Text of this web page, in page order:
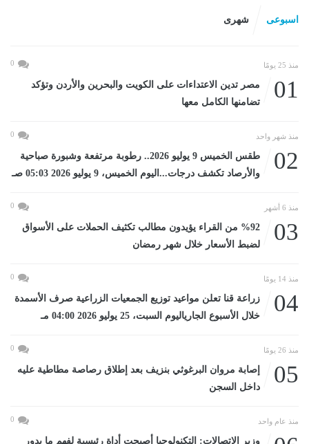
اسبوعى شهرى
منذ 25 يومًا 0
01
مصر تدين الاعتداءات على الكويت والبحرين والأردن وتؤكد
تضامنها الكامل معها
منذ شهر واحد 0
02
طقس الخميس 9 يوليو 2026.. رطوبة مرتفعة وشبورة صباحية
والأرصاد تكشف درجات...اليوم الخميس، 9 يوليو 2026 05:03 صـ
منذ 6 أشهر 0
03
%92 من القراء يؤيدون مطالب تكثيف الحملات على الأسواق
لضبط الأسعار خلال شهر رمضان
منذ 14 يومًا 0
04
زراعة قنا تعلن مواعيد توزيع الجمعيات الزراعية صرف الأسمدة
خلال الأسبوع الجارياليوم السبت، 25 يوليو 2026 04:00 مـ
منذ 26 يومًا 0
05
إصابة مروان البرغوثي بنزيف بعد إطلاق رصاصة مطاطية عليه
داخل السجن
منذ عام واحد 0
وزير الاتصالات: التكنولوجيا أصبحت أداة رئيسية لفهم ما يدور